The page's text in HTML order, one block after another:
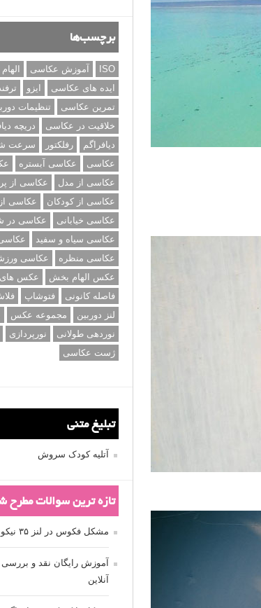
برچسب‌ها
ISO آموزش عکاسی
ایده های عکاسی
ایزو
تمرین عکاسی
تنظیمات
خلاقیت در عکاسی
دریچه
دیافراگم
رفلکتور سرعت
عکاسی
عکاسی آبستره
عکاسی از مدل
عکاسی از
عکاسی از کودکان
عکاسی
عکاسی خیابانی
عکاسی
عکاسی سیاه و سفید
عکاسی منظره
عکاسی
عکس الهام بخش
عکس های
فاصله کانونی
تبلیغ متنی
تازه ترین سوالات مطرح